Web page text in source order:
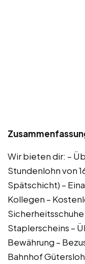
Wir bieten dir: –
Stundenlohn von
Spätschicht) –
Kollegen –
Staplerscheins –
Bewährung –
Bahnhof